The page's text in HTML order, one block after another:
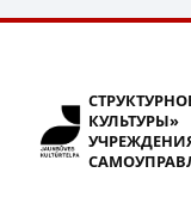
КУЛЬТУРЫ»